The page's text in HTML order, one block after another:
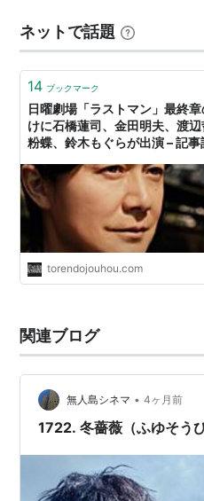
系)
他多数
者、陽明学者、思想家で吉
の大物政治家とも深い交流…
ネットで話題
14 ブックマーク
日曜劇場「ラストマン」最終
けに石橋蓮司、金田明夫、渡辺
粉蝶、鈴木もぐらが出演 – 記
torendojouhou.com
関連ブログ
無人島シネマ • 4ヶ月前
1722. 冬薔薇（ふゆそうび